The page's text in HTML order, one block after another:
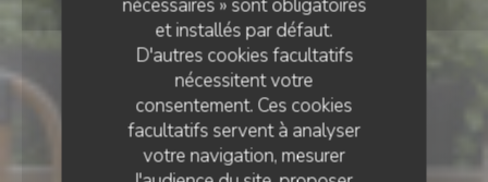
nécessaires » sont obligatoires
et installés par défaut.
D'autres cookies facultatifs
nécessitent votre
consentement. Ces cookies
facultatifs servent à analyser
votre navigation, mesurer